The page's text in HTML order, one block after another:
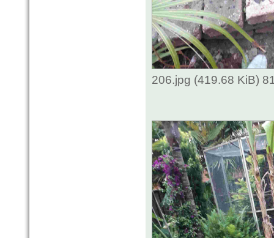
206.jpg (419.68 KiB)